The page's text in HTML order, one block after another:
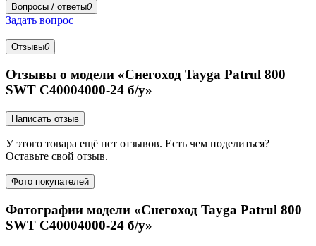
Вопросы / ответы0
Задать вопрос
Отзывы0
Отзывы о модели «Снегоход Tayga Patrul 800
SWT C40004000-24 б/у»
Написать отзыв
У этого товара ещё нет отзывов. Есть чем поделиться?
Оставьте свой отзыв.
Фото покупателей
Фотографии модели «Снегоход Tayga Patrul 800
SWT C40004000-24 б/у»